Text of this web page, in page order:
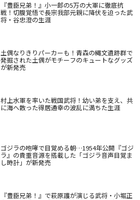
『豊臣兄弟！』小一郎の5万の大軍に徹底抗
戦！切腹覚悟で長宗我部元親に降伏を迫った武
将・谷忠澄の生涯
土偶なりきりパーカーも！青森の縄文遺跡群で
発掘された土偶がモチーフのキュートなグッズ
が新発売
村上水軍を率いた戦国武将！幼い弟を支え、共
に海へ散った得居通幸の波乱に満ちた生涯
ゴジラの咆哮で目覚める朝…1954年公開『ゴジ
ラ』の貴重音源を搭載した「ゴジラ音声目覚ま
し時計」が新発売
『豊臣兄弟！』で萩原護が演じる武将・小堀正